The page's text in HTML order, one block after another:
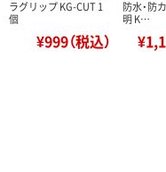
ラグリップ KG-CUT 1
個
¥999（税込）
防水・防
明 K…